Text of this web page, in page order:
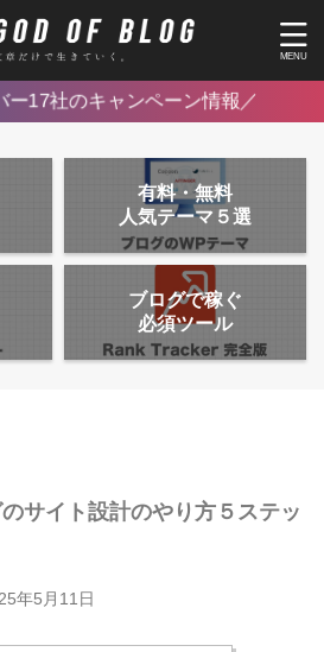
ー17社のキャンペーン情報／
有料・無料
人気テーマ５選
ブログで稼ぐ
必須ツール
のサイト設計のやり方５ステッ
年5月11日